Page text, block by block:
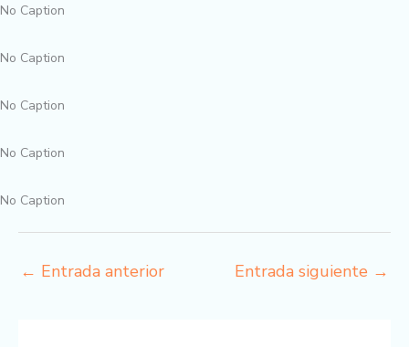
No Caption
No Caption
No Caption
No Caption
No Caption
← Entrada anterior Entrada siguiente →